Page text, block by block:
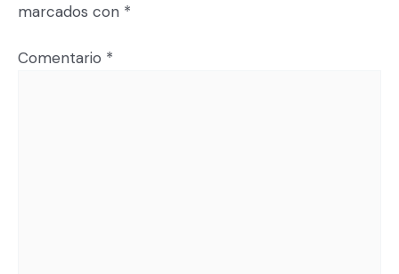
marcados con *
Comentario *